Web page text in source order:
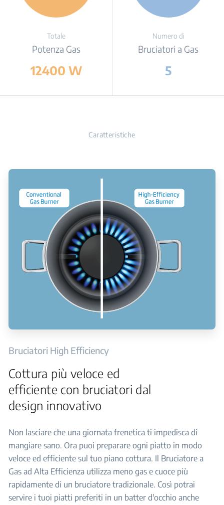
Totale
Potenza Gas
12400 W
Numero di
Bruciatori a Gas
5
Caratteristiche
Bruciatori High Efficiency
Cottura più veloce ed
efficiente con bruciatori dal
design innovativo
Non lasciare che una giornata frenetica ti impedisca di
mangiare sano. Ora puoi preparare ogni piatto in modo
veloce ed efficiente sul tuo piano cottura. Il Bruciatore a
Gas ad Alta Efficienza utilizza meno gas e cuoce più
rapidamente di un bruciatore tradizionale. Così potrai
servire i tuoi piatti preferiti in un batter d'occhio anche